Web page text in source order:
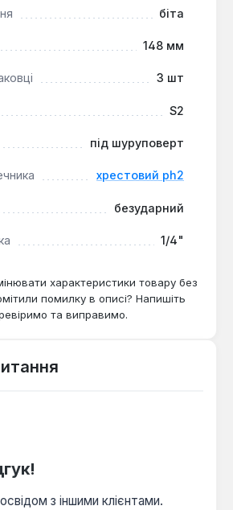
біта
148 мм
3 шт
S2
під шуруповерт
хрестовий ph2
безударний
1/4"
характеристики товару без
помилку в описі? Напишіть
та виправимо.
з іншими клієнтами.